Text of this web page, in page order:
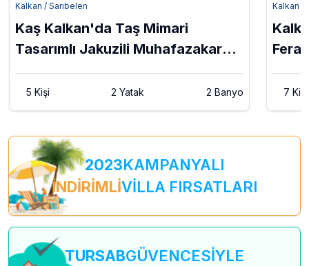
Kalkan / Sarıbelen
Kaş Kalkan'da Taş Mimari
Tasarımlı Jakuzili Muhafazakar
Balayı Villası Happiness
5 Kişi 2 Yatak 2 Banyo
Kalkan /
Vip
7 Kişi
2023KAMPANYALI
İNDİRİMLİVİLLA FIRSATLARI
TURSABGÜVENCESİYLE